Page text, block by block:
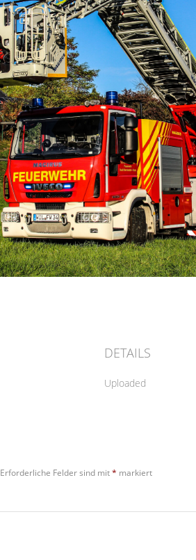
DETAILS
Uploaded
Erforderliche Felder sind mit* markiert